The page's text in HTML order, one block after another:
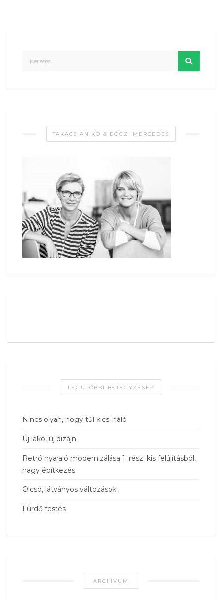
TAKÁCS ANIKÓ & DÓCZI MERCEDES
LEGUTÓBBI BEJEGYZÉSEK
Nincs olyan, hogy túl kicsi háló
Új lakó, új dizájn
Retró nyaraló modernizálása 1. rész: kis felújításból,
nagy építkezés
Olcsó, látványos változások
Fürdő festés
ARCHÍVUM